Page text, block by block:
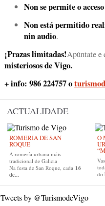
Non se permite o
Non está permitido
nin audio.
¡Prazas limitadas!Apúntate e
misteriosos de Vigo.
+ info: 986 224757 o
ACTUALIDADE
ROMERÍA DE SAN
ROQUE
A romería urbana máis
tradicional de Galicia
Na festa de San Roque, cada 16
de...
O
do
Tweets by @TurismodeVigo